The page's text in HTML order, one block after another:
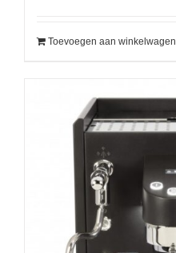
Toevoegen aan winkelwagen